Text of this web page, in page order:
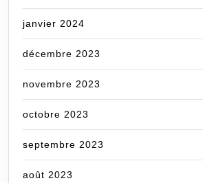
janvier 2024
décembre 2023
novembre 2023
octobre 2023
septembre 2023
août 2023